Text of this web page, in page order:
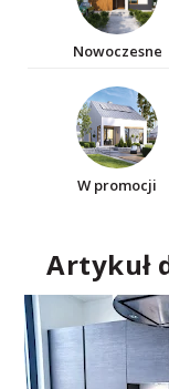
Nowoczesne
W promocji
Artykuł